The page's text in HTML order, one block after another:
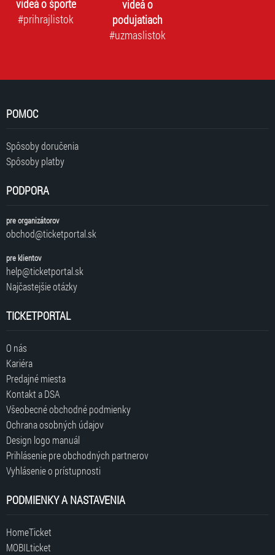
videá o športe
#prihrajlistok
videá o
podujatiach
#uzmaslistok
POMOC
Spôsoby doručenia
Spôsoby platby
PODPORA
pre organizátorov
obchod@ticketportal.sk
pre klientov
help@ticketportal.sk
Najčastejšie otázky
TICKETPORTAL
O nás
Kariéra
Predajné miesta
Kontakt a DSA
Všeobecné obchodné podmienky
Ochrana osobných údajov
Design logo manuál
Prihlásenie pre obchodných partnerov
Vyhlásenie o prístupnosti
PODMIENKY A NASTAVENIA
HomeTicket
MOBILticket